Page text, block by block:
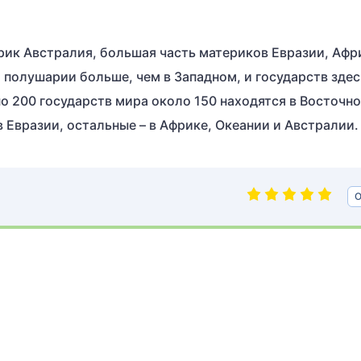
Австралия, большая часть материков Евразии,
больше, чем в Западном, и государств
государств мира около 150 находятся в
остальные – в Африке, Океании и Австралии.